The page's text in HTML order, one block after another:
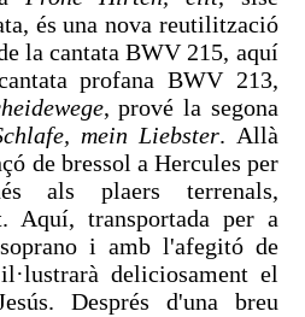
és una nova reutilització
la cantata BWV 215, aquí
profana BWV 213,
, prové la segona
mein Liebster. Allà
de bressol a Hercules per
als plaers terrenals,
Aquí, transportada per a
i amb l'afegitó de
deliciosament el
Després d'una breu